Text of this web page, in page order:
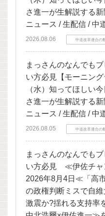
さ進一が生解説する
ニュース / 生配信 / 中
2026.08.06 中道改革連合の
まっさんのなんでも
い方必見【モーニン
（水）知ってほしい
さ進一が生解説する
ニュース / 生配信 / 中
2026.08.05 中道改革連合の
まっさんのなんでも
い方必見 ≪伊佐チャ
2026年8月4日≪「高
の政権判断ミスで自
激震か?揺れる支持率